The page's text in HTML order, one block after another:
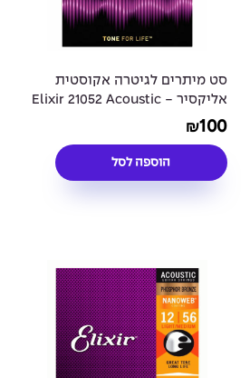
סט מיתרים לגיטרה אקוסטית
אליקסיר - Elixir 21052 Acoustic
Phosphor Bronze ATTUNE
₪100
הוספה לסל